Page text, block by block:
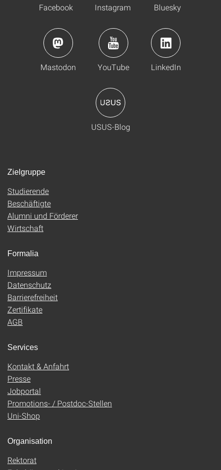
Facebook Instagram Bluesky
Mastodon YouTube LinkedIn
USUS-Blog
Zielgruppe
Studierende
Beschäftigte
Alumni und Förderer
Wirtschaft
Formalia
Impressum
Datenschutz
Barrierefreiheit
Zertifikate
AGB
Services
Kontakt & Anfahrt
Presse
Jobportal
Promotions- / Postdoc-Stellen
Uni-Shop
Organisation
Rektorat